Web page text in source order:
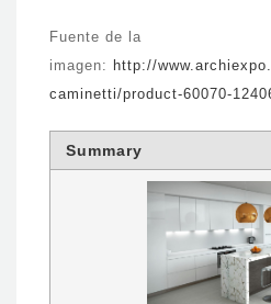
Fuente de la
imagen: http://
caminetti/product-60070-
Summary